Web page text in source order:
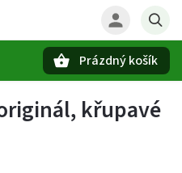
Prázdný košík
křupavé